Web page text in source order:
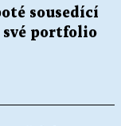
sousedící
své portfolio